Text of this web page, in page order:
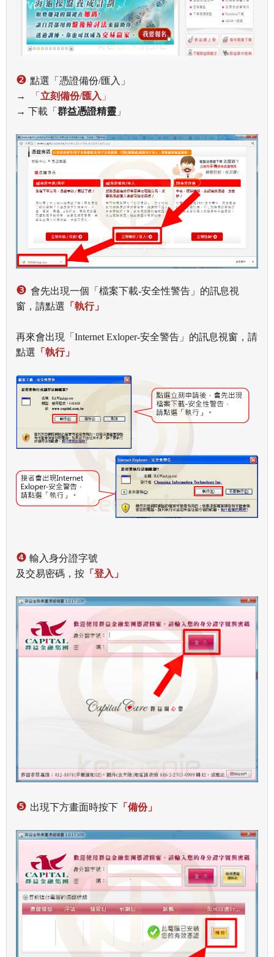
❷ 點選「憑證備份/匯入」
→
「 立刻備份/匯入 」
→ 下載「 群益憑證精靈 」
❸ 會先出現一個「 檔案下載-安全性警告」的訊息視
窗，請點選 「執行」
再來會出現「Internet Exloper-安全警告」 的訊息視窗 ，請
點選 「執行」
❹ 輸入身分證字號
及交易密碼，按 「 登入 」
❺ 出現下方畫面時按下 「備份」